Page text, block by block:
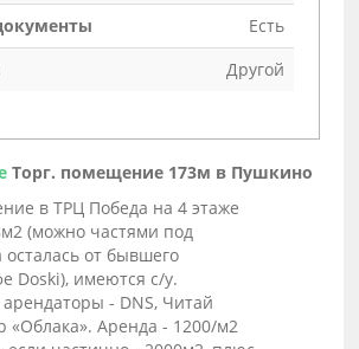
Есть
Другой
Торг. помещение 173м в Пушкино
в ТРЦ Победа на 4 этаже
(можно частями под
от бывшего
Doski), имеются с/у.
- DNS, Читай
«Облака». Аренда - 1200/м2